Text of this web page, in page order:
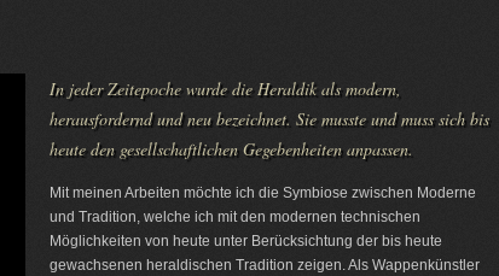
In jeder Zeitepoche wurde die Heraldik als modern,
herausfordernd und neu bezeichnet. Sie musste und muss sich bis
heute den gesellschaftlichen Gegebenheiten anpassen.
Mit meinen Arbeiten möchte ich die Symbiose zwischen Moderne
und Tradition, welche ich mit den modernen technischen
Möglichkeiten von heute unter Berücksichtung der bis heute
gewachsenen heraldischen Tradition zeigen. Als Wappenkünstler